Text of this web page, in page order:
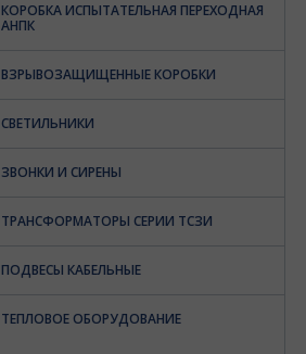
КОРОБКА ИСПЫТАТЕЛЬНАЯ ПЕРЕХОДНАЯ
АНПК
ВЗРЫВОЗАЩИЩЕННЫЕ КОРОБКИ
СВЕТИЛЬНИКИ
ЗВОНКИ И СИРЕНЫ
ТРАНСФОРМАТОРЫ СЕРИИ ТСЗИ
ПОДВЕСЫ КАБЕЛЬНЫЕ
ТЕПЛОВОЕ ОБОРУДОВАНИЕ